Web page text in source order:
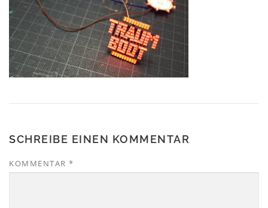
SCHREIBE EINEN KOMMENTAR
KOMMENTAR *